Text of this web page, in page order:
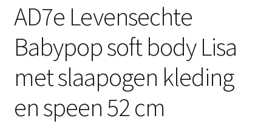
AD7e Levensechte
Babypop soft body Lisa
met slaapogen kleding
en speen 52 cm